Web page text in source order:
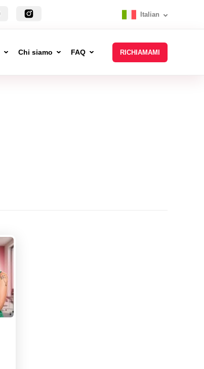
Italian
Chi siamo FAQ RICHIAMAMI